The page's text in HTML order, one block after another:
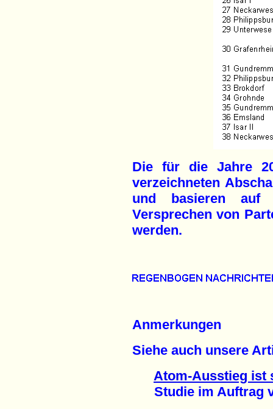
Die für die Jahre
verzeichneten
und basieren auf
Versprechen von
werden.
Anmerkungen
Siehe auch unsere
Atom-Ausstieg ist
Studie im Auftrag